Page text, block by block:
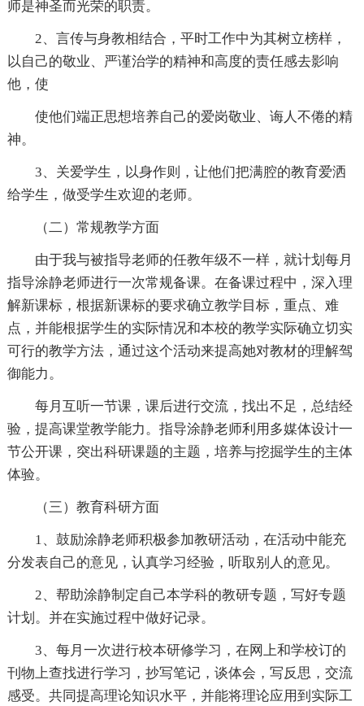
师是神圣而光荣的职责。
2、言传与身教相结合，平时工作中为其树立榜样，
以自己的敬业、严谨治学的精神和高度的责任感去影响
他，使
使他们端正思想培养自己的爱岗敬业、诲人不倦的精
神。
3、关爱学生，以身作则，让他们把满腔的教育爱洒
给学生，做受学生欢迎的老师。
（二）常规教学方面
由于我与被指导老师的任教年级不一样，就计划每月
指导涂静老师进行一次常规备课。在备课过程中，深入理
解新课标，根据新课标的要求确立教学目标，重点、难
点，并能根据学生的实际情况和本校的教学实际确立切实
可行的教学方法，通过这个活动来提高她对教材的理解驾
御能力。
每月互听一节课，课后进行交流，找出不足，总结经
验，提高课堂教学能力。指导涂静老师利用多媒体设计一
节公开课，突出科研课题的主题，培养与挖掘学生的主体
体验。
（三）教育科研方面
1、鼓励涂静老师积极参加教研活动，在活动中能充
分发表自己的意见，认真学习经验，听取别人的意见。
2、帮助涂静制定自己本学科的教研专题，写好专题
计划。并在实施过程中做好记录。
3、每月一次进行校本研修学习，在网上和学校订的
刊物上查找进行学习，抄写笔记，谈体会，写反思，交流
感受。共同提高理论知识水平，并能将理论应用到实际工